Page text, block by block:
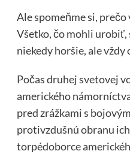
Ale spomeňme si,
Všetko, čo mohli urobiť,
niekedy horšie, ale vždy
Počas druhej svetovej
amerického
pred zrážkami s
protivzdušnú obranu
torpédoborce